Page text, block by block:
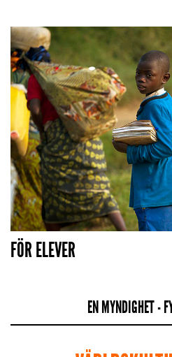
FÖR ELEVER
EN MYNDIGHET -